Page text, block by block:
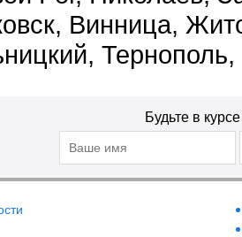
Винница,
Тернополь,
Будьте в